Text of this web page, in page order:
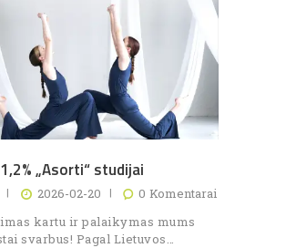
„Asorti“ studijai
2026-02-20 0 Komentarai
kartu ir palaikymas mums
svarbus! Pagal Lietuvos…